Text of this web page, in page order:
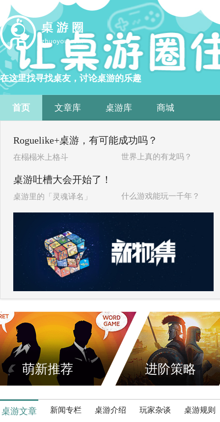
在这里找寻找桌友，讨论桌游的乐趣
首页 文章库 桌游库 商城
Roguelike+桌游，有可能成功吗？
在榻榻米上格斗 世界上真的有龙吗？
桌游吐槽大会开始了！
桌游里的「灵魂译名」 什么游戏能玩一千年？
萌新推荐 进阶策略
桌游文章 新闻专栏 桌游介绍 玩家杂谈 桌游规则